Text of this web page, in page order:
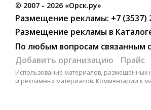
© 2007 - 2026 «Орск.ру»
Размещение рекламы: +7 (3537)
Размещение рекламы в
По любым вопросам связанным
Добавить организацию
Прайс
Использование материалов, размещенных
и рекламных материалов. Комментарии к